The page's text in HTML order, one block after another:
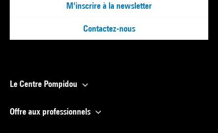
M'inscrire à la newsletter
Contactez-nous
Le Centre Pompidou
Offre aux professionnels